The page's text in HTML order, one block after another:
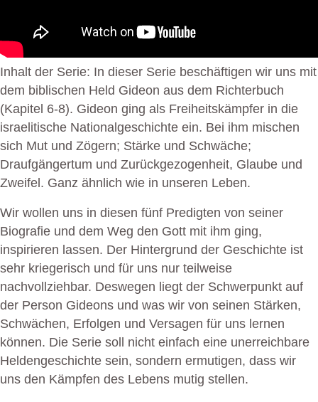
Inhalt der Serie: In dieser Serie beschäftigen wir uns mit
dem biblischen Held Gideon aus dem Richterbuch
(Kapitel 6-8). Gideon ging als Freiheitskämpfer in die
israelitische Nationalgeschichte ein. Bei ihm mischen
sich Mut und Zögern; Stärke und Schwäche;
Draufgängertum und Zurückgezogenheit, Glaube und
Zweifel. Ganz ähnlich wie in unseren Leben.
Wir wollen uns in diesen fünf Predigten von seiner
Biografie und dem Weg den Gott mit ihm ging,
inspirieren lassen. Der Hintergrund der Geschichte ist
sehr kriegerisch und für uns nur teilweise
nachvollziehbar. Deswegen liegt der Schwerpunkt auf
der Person Gideons und was wir von seinen Stärken,
Schwächen, Erfolgen und Versagen für uns lernen
können. Die Serie soll nicht einfach eine unerreichbare
Heldengeschichte sein, sondern ermutigen, dass wir
uns den Kämpfen des Lebens mutig stellen.